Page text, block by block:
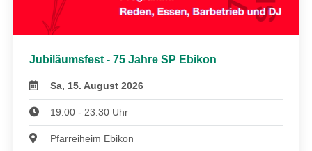
Jubiläumsfest - 75 Jahre SP Ebikon
Sa, 15. August 2026
19:00 - 23:30 Uhr
Pfarreiheim Ebikon